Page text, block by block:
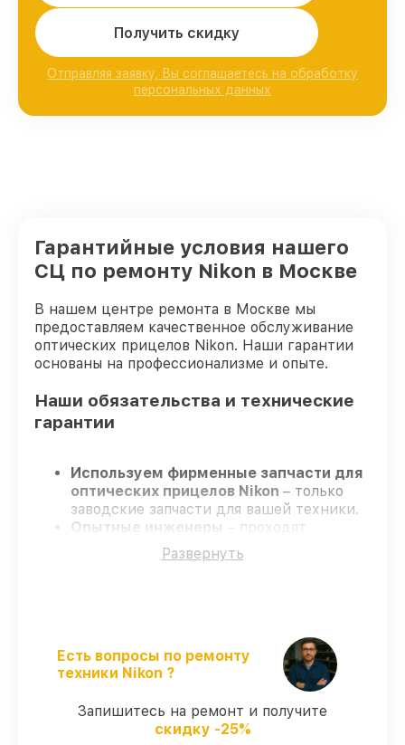
Получить скидку
Отправляя заявку, Вы соглашаетесь на обработку
персональных данных
Гарантийные условия нашего
СЦ по ремонту Nikon в Москве
В нашем центре ремонта в Москве мы
предоставляем качественное обслуживание
оптических прицелов Nikon. Наши гарантии
основаны на профессионализме и опыте.
Наши обязательства и технические
гарантии
Используем фирменные запчасти для
оптических прицелов Nikon – только
заводские запчасти для вашей техники.
Опытные инженеры
– проходят
регулярное обучение, что гарантирует
гарантированно долговечный результат.
работ и комплектующие для оптических
прицелов Nikon предоставляется
гарантия до 3-х лет.
Мы гарантируем:
Развернуть
Есть вопросы по ремонту
техники Nikon ?
Запишитесь на ремонт и получите
скидку -25%